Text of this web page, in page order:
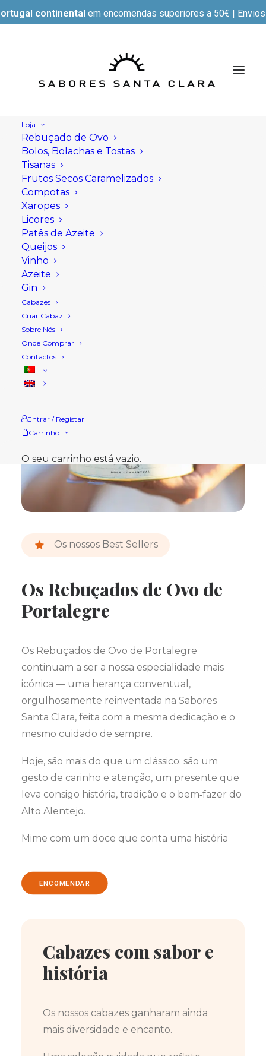
continental em encomendas superiores a 50€ |
Loja
Rebuçado de Ovo
Bolos, Bolachas e Tostas
Tisanas
Frutos Secos Caramelizados
Compotas
Xaropes
Licores
Patês de Azeite
Queijos
Vinho
Azeite
Gin
Cabazes
Criar Cabaz
Sobre Nós
Onde Comprar
Contactos
Entrar / Registar
Carrinho
O seu carrinho está vazio.
Os nossos Best Sellers
Os Rebuçados de Ovo de
Portalegre
Os Rebuçados de Ovo de Portalegre
continuam a ser a nossa especialidade mais
icónica — uma herança conventual,
orgulhosamente reinventada na Sabores
Santa Clara, feita com a mesma dedicação e o
mesmo cuidado de sempre.
Hoje, são mais do que um clássico: são um
gesto de carinho e atenção, um presente que
leva consigo história, tradição e o bem‑fazer do
Alto Alentejo.
Mime com um doce que conta uma história
ENCOMENDAR
Cabazes com sabor e
história
Os nossos cabazes ganharam ainda
mais diversidade e encanto.